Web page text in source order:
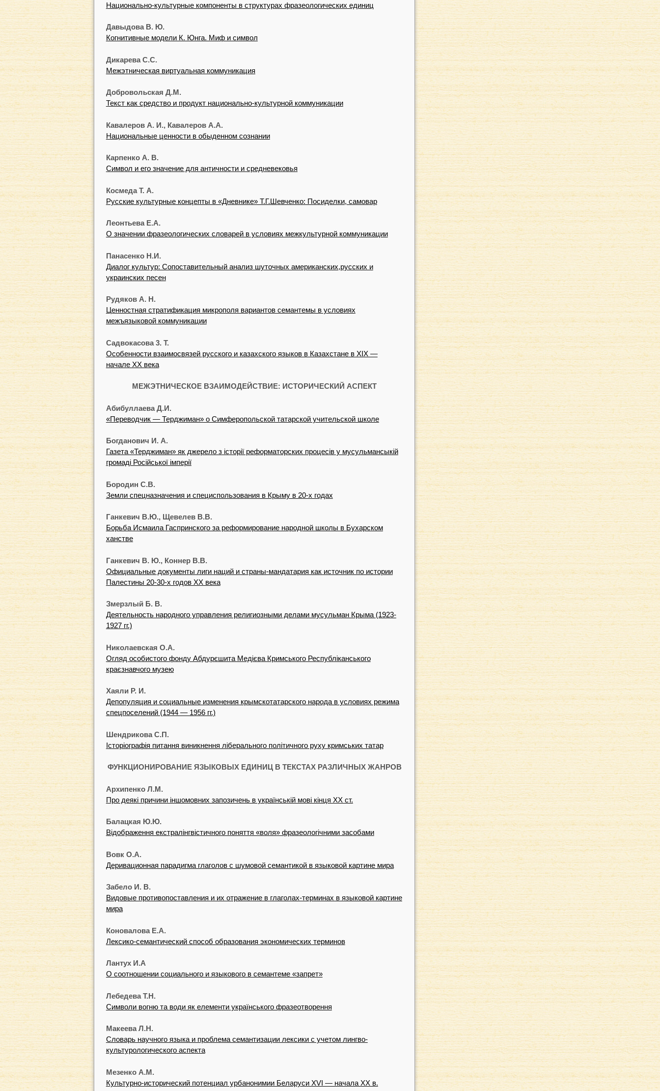
Национально-культурные компоненты в структурах фразеологических единиц
Давыдова В. Ю.
Когнитивные модели К. Юнга. Миф и символ
Дикарева С.С.
Межэтническая виртуальная коммуникация
Добровольская Д.М.
Текст как средство и продукт национально-культурной коммуникации
Кавалеров А. И., Кавалеров А.А.
Национальные ценности в обыденном сознании
Карпенко А. В.
Символ и его значение для античности и средневековья
Космеда Т. А.
Русские культурные концепты в «Дневнике» Т.Г.Шевченко: Посиделки, самовар
Леонтьева Е.А.
О значении фразеологических словарей в условиях межкультурной коммуникации
Панасенко Н.И.
Диалог культур: Сопоставительный анализ шуточных американских,русских и
украинских песен
Рудяков А. Н.
Ценностная стратификация микрополя вариантов семантемы в условиях
межъязыковой коммуникации
Садвокасова 3. Т.
Особенности взаимосвязей русского и казахского языков в Казахстане в XIX —
начале XX века
МЕЖЭТНИЧЕСКОЕ ВЗАИМОДЕЙСТВИЕ: ИСТОРИЧЕСКИЙ АСПЕКТ
Абибуллаева Д.И.
«Переводчик — Терджиман» о Симферопольской татарской учительской школе
Богданович И. А.
Газета «Терджиман» як джерело з icторії реформаторских процесів у мусульмансыкій
громаді Російської імперії
Бородин С.В.
Земли спецназначения и специспользования в Крыму в 20-х годах
Ганкевич В.Ю., Щевелев В.В.
Борьба Исмаила Гаспринского за реформирование народной школы в Бухарском
ханстве
Ганкевич В. Ю., Коннер В.В.
Официальные документы лиги наций и страны-мандатария как источник по истории
Палестины 20-30-х годов ХХ века
Змерзлый Б. В.
Деятельность народного управления религиозными делами мусульман Крыма (1923-
1927 гг.)
Николаевская O.A.
Огляд особистого фонду Абдурєшита Медієва Кримського Республіканського
краєзнавчого музею
Хаяли Р. И.
Депопуляция и социальные изменения крымскотатарского народа в условиях режима
спецпоселений (1944 — 1956 гг.)
Шендрикова С.П.
Історіографія питання виникнення ліберального політичного руху кримських татар
ФУНКЦИОНИРОВАНИЕ ЯЗЫКОВЫХ ЕДИНИЦ В ТЕКСТАХ РАЗЛИЧНЫХ ЖАНРОВ
Архипенко Л.M.
Про деякі причини іншомовних запозичень в українській мові кінця XX ст.
Балацкая Ю.Ю.
Відображення екстралінгвістичного поняття «воля» фразеологічними засобами
Вовк O.A.
Деривационная парадигма глаголов с шумовой семантикой в языковой картине мира
Забело И. В.
Видовые противопоставления и их отражение в глаголах-терминах в языковой картине
мира
Коновалова Е.А.
Лексико-семантический способ образования экономических терминов
Лантух И.А
О соотношении социального и языкового в семантеме «запрет»
Лебедева Т.Н.
Символи вогню та води як елементи українського фразеотворення
Макеева Л.Н.
Словарь научного языка и проблема семантизации лексики с учетом лингво-
культурологического аспекта
Мезенко A.M.
Культурно-исторический потенциал урбанонимии Беларуси XVI — начала XX в.